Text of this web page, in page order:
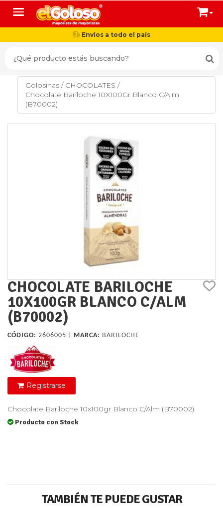
Toggle navigation
Envíos a todo el país
Golosinas / CHOCOLATES /
Chocolate Bariloche 10X100Gr Blanco C/Alm
(B70002)
CHOCOLATE BARILOCHE
10X100GR BLANCO C/ALM
(B70002)
CÓDIGO: 2606005 | MARCA: BARILOCHE
Registrarse
Chocolate Bariloche 10x100gr Blanco C/Alm (B70002)
Producto con Stock
TAMBIÉN TE PUEDE GUSTAR